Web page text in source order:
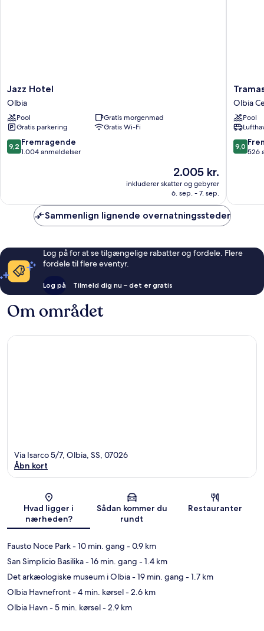
Jazz
Hotel
Olbia
Jazz Hotel
Olbia
Pool
Gratis morgenmad
Gratis parkering
Gratis Wi-Fi
9.2
ud
anmeldelser
9,2 Fremragende
1.004 anmeldelser
Prisen
er
2.005 kr.
2.005 kr.
inkluderer skatter og gebyrer
6. sep. - 7. sep.
Tramas
Hotel
&
SPA
Olbia
Olbia
Pool
9.0
ud
9,0
526
Sammenlign lignende overnatningssteder
Log på for at se tilgængelige rabatter og fordele. Flere
fordele til flere eventyr.
Log på Tilmeld dig nu – det er gratis
Om området
Kort
Via Isarco 5/7, Olbia, SS, 07026
Åbn kort
Hvad ligger i
nærheden?
Sådan kommer du
rundt
Restauranter
Fausto Noce Park- 10 min. gang - 0.9 km
San Simplicio Basilika- 16 min. gang - 1.4 km
Det arkæologiske museum i Olbia- 19 min. gang - 1.7 km
Olbia Havnefront- 4 min. kørsel- 2.6 km
Olbia Havn- 5 min. kørsel- 2.9 km